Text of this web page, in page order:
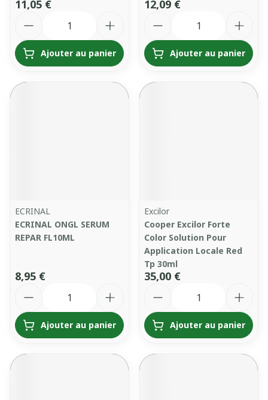
11,05 €
Ajouter au panier
12,09 €
Ajouter au panier
ECRINAL
ECRINAL ONGL SERUM
REPAR FL10ML
8,95 €
Ajouter au panier
Excilor
Cooper Excilor Forte
Color Solution Pour
Application Locale Red
Tp 30ml
35,00 €
Ajouter au panier